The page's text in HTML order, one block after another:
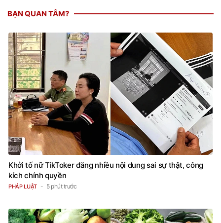
BẠN QUAN TÂM?
Khởi tố nữ TikToker đăng nhiều nội dung sai sự thật, công
kích chính quyền
PHÁP LUẬT 5 phút trước